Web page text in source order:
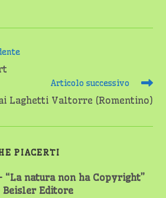
Articolo successivo
Laghetti Valtorre (Romentino)
PIACERTI
“La natura non ha Copyright”
Beisler Editore